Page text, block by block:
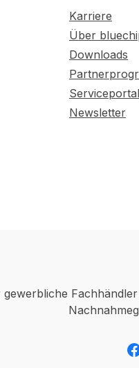
Karriere
Über
Downloads
Serviceportal
Newsletter